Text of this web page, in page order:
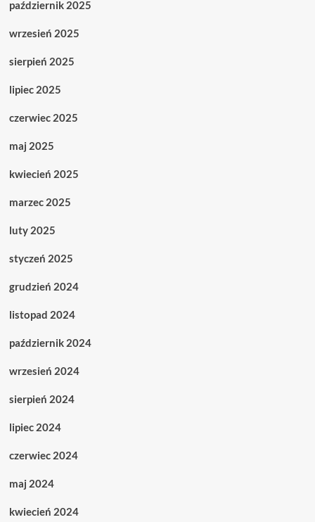
październik 2025
wrzesień 2025
sierpień 2025
lipiec 2025
czerwiec 2025
maj 2025
kwiecień 2025
marzec 2025
luty 2025
styczeń 2025
grudzień 2024
listopad 2024
październik 2024
wrzesień 2024
sierpień 2024
lipiec 2024
czerwiec 2024
maj 2024
kwiecień 2024